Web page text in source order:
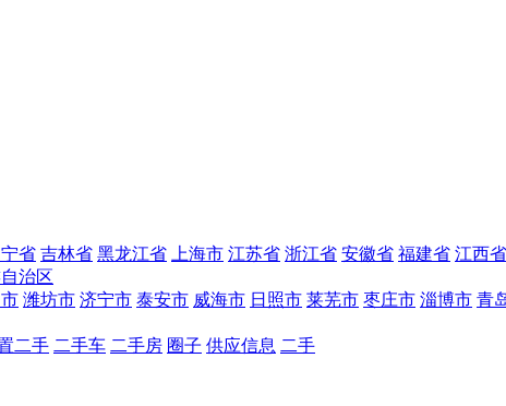
省 吉林省 黑龙江省 上海市 江苏省 浙江省 安徽省 福建省 江西省
治区
潍坊市 济宁市 泰安市 威海市 日照市 莱芜市 枣庄市 淄博市 青
二手 二手车 二手房 圈子 供应信息 二手